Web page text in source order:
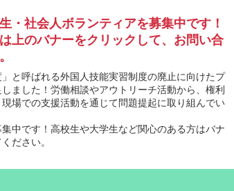
・社会人ボランティアを募集中です！
上のバナーをクリックして、お問い合
」と呼ばれる外国人技能実習制度の廃止に向けたプ
ました！労働相談やアウトリーチ活動から、権利
場での支援活動を通じて問題提起に取り組んでい
中です！高校生や大学生など関心のある方はバナ
ださい。